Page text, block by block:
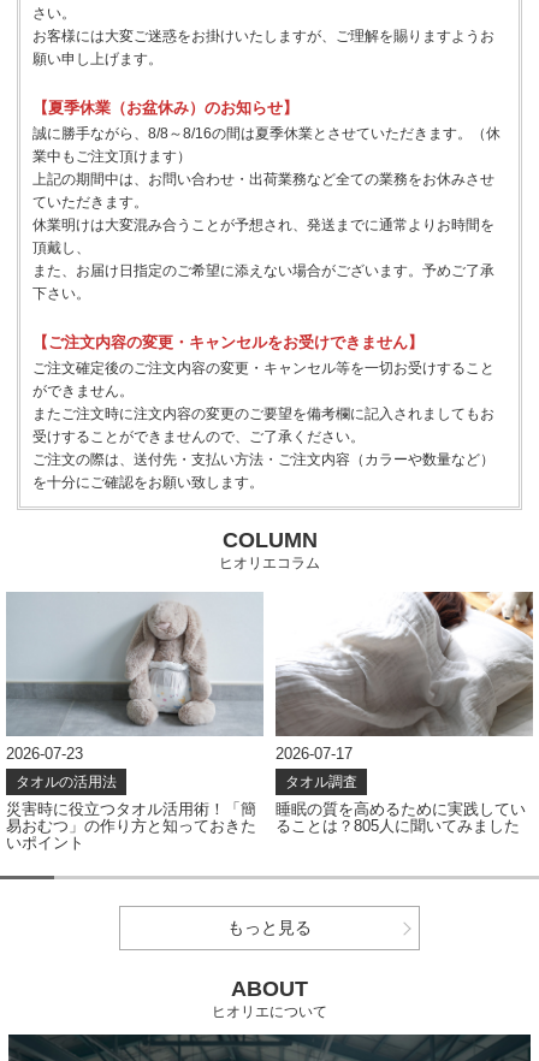
さい。
お客様には大変ご迷惑をお掛けいたしますが、ご理解を賜りますようお
願い申し上げます。
【夏季休業（お盆休み）のお知らせ】
誠に勝手ながら、8/8～8/16の間は夏季休業とさせていただきます。（休
業中もご注文頂けます）
上記の期間中は、お問い合わせ・出荷業務など全ての業務をお休みさせ
ていただきます。
休業明けは大変混み合うことが予想され、発送までに通常よりお時間を
頂戴し、
また、お届け日指定のご希望に添えない場合がございます。予めご了承
下さい。
【ご注文内容の変更・キャンセルをお受けできません】
ご注文確定後のご注文内容の変更・キャンセル等を一切お受けすること
ができません。
またご注文時に注文内容の変更のご要望を備考欄に記入されましてもお
受けすることができませんので、ご了承ください。
ご注文の際は、送付先・支払い方法・ご注文内容（カラーや数量など）
を十分にご確認をお願い致します。
COLUMN
ヒオリエコラム
用法
立つタオル活用術！「簡
の作り方と知っておきた
睡眠の質を高めるために実践してい
ることは？805人に聞いてみました
タオルの
結果から
もっと見る
ABOUT
ヒオリエについて